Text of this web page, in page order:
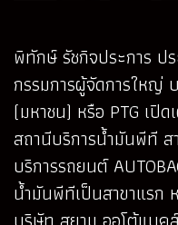
พิทักษ์ รัชกิจประการ ป
กรรมการผู้จัดการใหญ่
(มหาชน) หรือ PTG เปิ
สถานีบริการน้ำมันพีที
บริการรถยนต์
น้ำมันพีทีเป็นสาขาแรก